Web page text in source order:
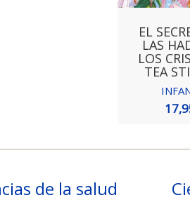
EL
LAS
LOS
TEA
de la salud